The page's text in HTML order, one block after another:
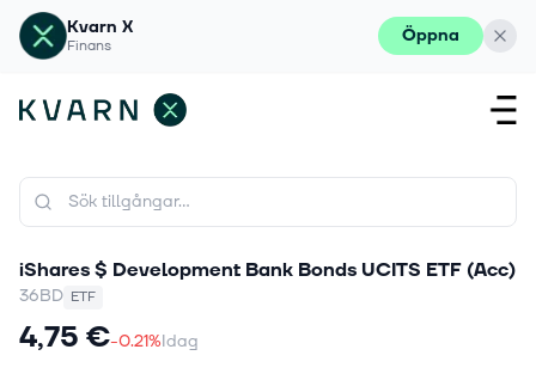
Kvarn X
Finans Öppna
iShares $ Development Bank Bonds UCITS ETF (Acc)
36BD ETF
4,75 €-0.21%Idag